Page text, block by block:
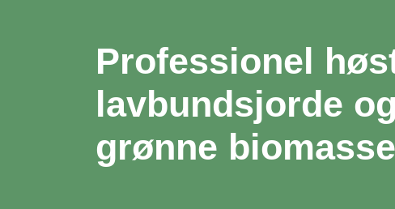
Professionel
lavbundsjorde
grønne